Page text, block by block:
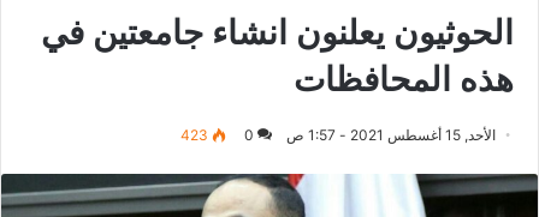
الحوثيون يعلنون انشاء جامعتين في
هذه المحافظات
الأحد, 15 أغسطس 2021 - 1:57 ص 0
423